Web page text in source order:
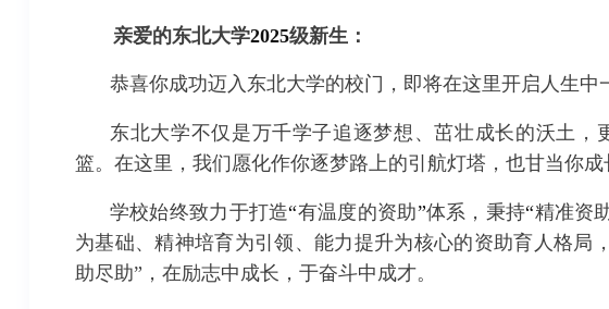
亲爱的东北大学2025级新生：
恭喜你成功迈入东北大学的校门，即将在这里开启人生中
东北大学不仅是万千学子追逐梦想、茁壮成长的沃土，
篮。在这里，我们愿化作你逐梦路上的引航灯塔，也甘当你成
学校始终致力于打造“有温度的资助”体系，秉持“精准资
为基础、精神培育为引领、能力提升为核心的资助育人格局
助尽助”，在励志中成长，于奋斗中成才。
辽宁省卓越工程师培养联合体在东北大学成立